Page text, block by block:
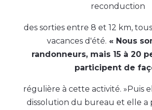
reconduction
des sorties entre 8 et 12 km,
vacances d'été. « Nous
randonneurs, mais 15 à 20
participent de
régulière à cette activité. »Puis
dissolution du bureau et elle a